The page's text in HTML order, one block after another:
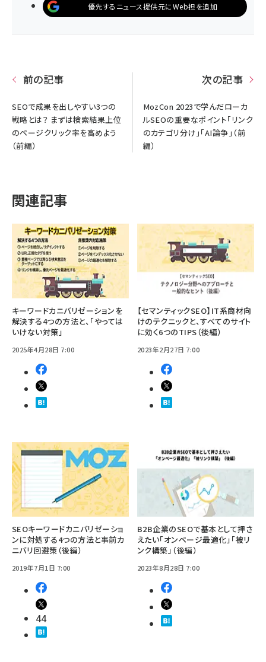
優先するニュース提供元にWeb担を追加
前の記事
SEOで成果を出しやすい3つの
戦略とは？ まずは検索結果上位
のページクリック率を高めよう
（前編）
次の記事
MozCon 2023で学んだローカ
ルSEOの重要なポイント「リンク
のカテゴリ分け」「AI論争」（前
編）
関連記事
キーワードカニバリゼーションを
解決する4つの方法と、「やっては
いけない対策」
2025年4月28日 7:00
【セマンティックSEO】IT系商材向
けのテクニックと、すべてのサイト
に効く6つのTIPS（後編）
2023年2月27日 7:00
SEOキーワードカニバリゼーショ
ンに対処する4つの方法と事前カ
ニバリ回避策（後編）
2019年7月1日 7:00
44
B2B企業のSEOで基本として押さ
えたい「オンページ最適化」「被リ
ンク構築」（後編）
2023年8月28日 7:00